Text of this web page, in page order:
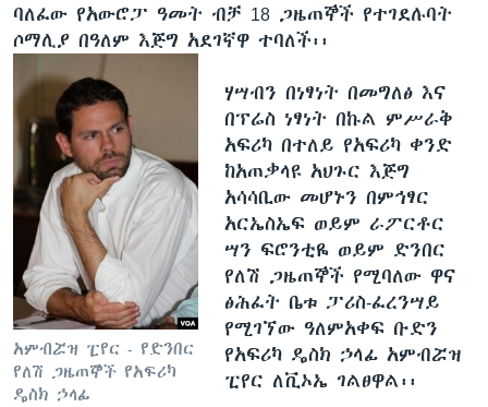
ባለፈው የአውሮፓ ዓመት ብቻ 18 ጋዜጠኞች የተገደሉባት
ሶማሊያ በዓለም እጅግ አደገኛዋ ተባለች፡፡
አምብሯዝ ፒየር - የድንበር
የለሽ ጋዜጠኞች የአፍሪካ
ዴስክ ኃላፊ
ሃሣብን በነፃነት በመግለፅ እና
በፕሬስ ነፃነት በኩል ምሥራቅ
አፍሪካ በተለይ የአፍሪካ ቀንድ
ከአጠቃላዩ አህጉር እጅግ
አሳሳቢው መሆኑን በምኅፃር
አርኤስኤፍ ወይም ራፖርቶር
ሣን ፍሮንቲዬ ወይም ድንበር
የለሽ ጋዜጠኞች የሚባለው ዋና
ፅሕፈት ቤቱ ፓሪስ-ፈረንሣይ
የሚገኘው ዓለምአቀፍ ቡድን
የአፍሪካ ዴስክ ኃላፊ አምብሯዝ
ፒየር ለቪኦኤ ገልፀዋል፡፡